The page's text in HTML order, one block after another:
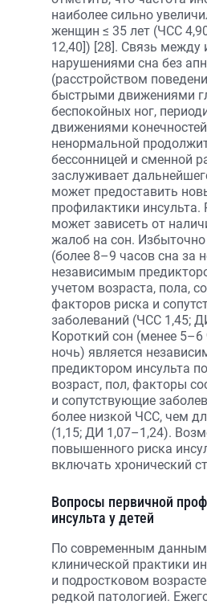
наиболее сильно
женщин ≤ 35 лет (ЧСС
12,40]) [28]. Связь между
нарушениями сна без
(расстройством
быстрыми движениями
беспокойных ног,
движениями
ненормальной
бессонницей и сменной
заслуживает
может предоставить
профилактики инсульта.
может зависеть от
жалоб на сон.
(более 8–9 часов сна за
независимым
учетом возраста, пола,
факторов риска и
заболеваний (ЧСС 1,45;
Короткий сон (менее 5–6
ночь) является
предиктором инсульта
возраст, пол, факторы
и сопутствующие
более низкой ЧСС, чем
(1,15; ДИ 1,07–1,24).
повышенного риска
включать хронический
Вопросы первичной
инсульта у детей
По современным данным
клинической практики
и подростковом
редкой патологией.